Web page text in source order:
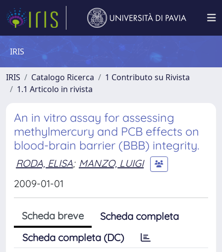
IRIS
IRIS Catalogo Ricerca
1 Contributo su Rivista
1.1 Articolo in rivista
An in vitro assay for assessing
methylmercury and PCB effects on
blood-brain barrier (BBB) integrity.
RODA, ELISA; MANZO, LUIGI
2009-01-01
Scheda breve
Scheda completa
Scheda completa (DC)